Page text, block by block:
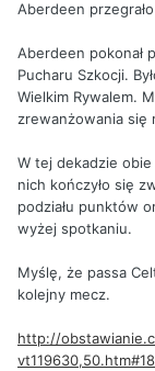
Aberdeen
Aberdeen pokonał
Pucharu Szkocji.
Wielkim Rywalem.
zrewanżowania się
W tej dekadzie obie
nich kończyło się
podziału punktów
wyżej spotkaniu.
Myślę, że passa
kolejny mecz.
http://